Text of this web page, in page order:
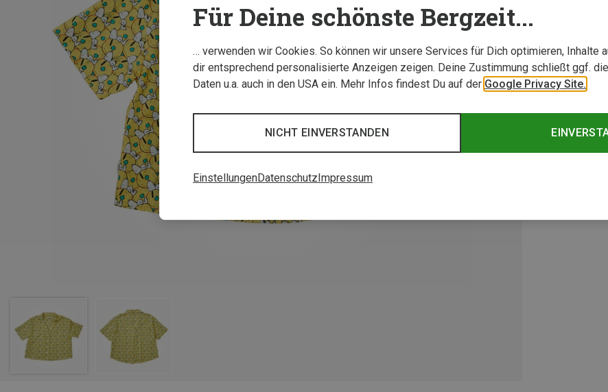
Für Deine schönste Bergzeit...
… verwenden wir Cookies. So können wir unsere Services für Dich optimieren, Inhalte
dir entsprechend personalisierte Anzeigen zeigen. Deine Zustimmung schließt ggf.
Daten u.a. auch in den USA ein. Mehr Infos findest Du auf der Google Privacy Site.
NICHT EINVERSTANDEN
EinstellungenDatenschutzImpressum